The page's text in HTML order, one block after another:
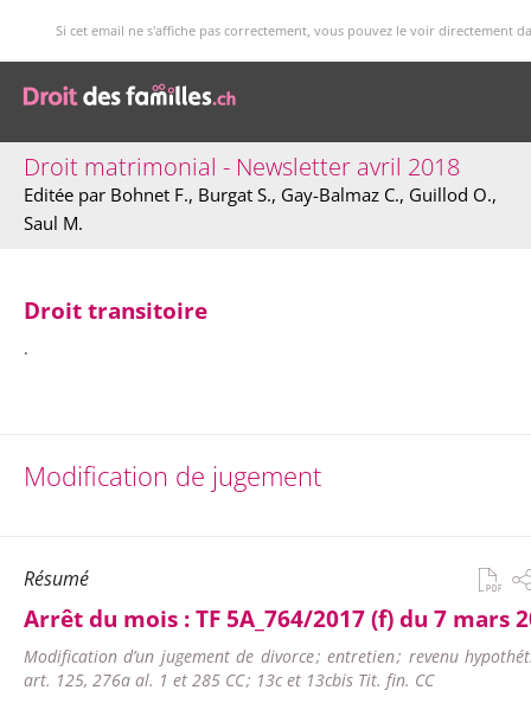
Si cet email ne s'affiche pas correctement, vous pouvez le voir directement
Droit matrimonial - Newsletter avril 2018
Editée par Bohnet F., Burgat S., Gay-Balmaz C., Guillod O.,
Saul M.
Droit transitoire
.
Modification de jugement
Résumé
Arrêt du mois :TF 5A_764/2017 (f) du 7 mars
Modification d’un jugement de divorce ; entretien ; revenu
art. 125, 276a al. 1 et 285 CC ; 13c et 13cbis Tit. fin. CC